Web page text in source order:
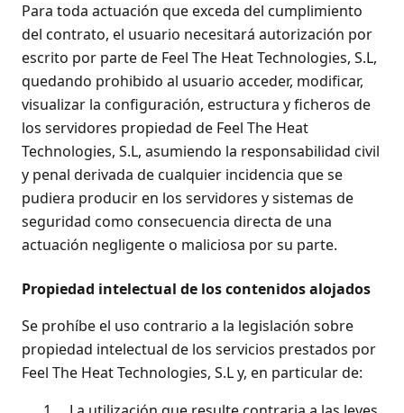
Para toda actuación que exceda del cumplimiento
del contrato, el usuario necesitará autorización por
escrito por parte de Feel The Heat Technologies, S.L,
quedando prohibido al usuario acceder, modificar,
visualizar la configuración, estructura y ficheros de
los servidores propiedad de Feel The Heat
Technologies, S.L, asumiendo la responsabilidad civil
y penal derivada de cualquier incidencia que se
pudiera producir en los servidores y sistemas de
seguridad como consecuencia directa de una
actuación negligente o maliciosa por su parte.
Propiedad intelectual de los contenidos alojados
Se prohíbe el uso contrario a la legislación sobre
propiedad intelectual de los servicios prestados por
Feel The Heat Technologies, S.L y, en particular de: